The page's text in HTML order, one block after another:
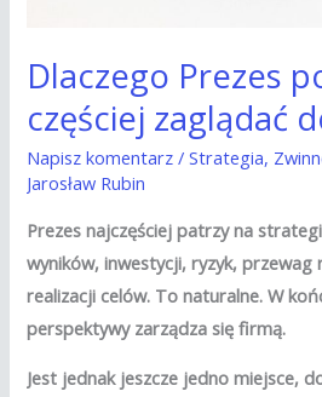
Dlaczego Prezes
częściej zaglądać
Napisz komentarz /Strategia,
Jarosław Rubin
Prezes najczęściej patrzy na
wyników, inwestycji, ryzyk, przewag
realizacji celów. To naturalne. W
perspektywy zarządza się firmą.
Jest jednak jeszcze jedno miejsce,